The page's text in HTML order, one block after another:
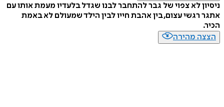
ניסיון לא צפוי של גבר להתחבר לבנו שגדל בלעדיו מעמת אותו עם
אתגר רגשי עצום, בין אהבת חייו לבין הילד שמעולם לא באמת
הכיר.
הצצה מהירה